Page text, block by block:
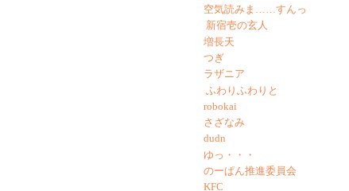
空気読みま……すんっ
新宿壱の玄人
増長天
つぎ
ラザニア
ふわりふわりと
robokai
さざなみ
dudn
ゆっ・・・
のーぱん推進委員会
KFC